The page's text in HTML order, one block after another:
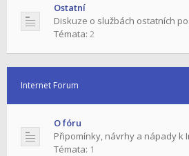
Ostatní
Diskuze o službách ostatních
Témata: 2
Internet Forum
O fóru
Připomínky, návrhy a nápady k
Témata: 1